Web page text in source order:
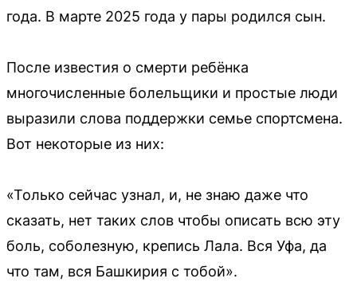
года. В марте 2025 года у пары родился сын.
После известия о смерти ребёнка
многочисленные болельщики и простые люди
выразили слова поддержки семье спортсмена.
Вот некоторые из них:
«Только сейчас узнал, и, не знаю даже что
сказать, нет таких слов чтобы описать всю эту
боль, соболезную, крепись Лала. Вся Уфа, да
что там, вся Башкирия с тобой».